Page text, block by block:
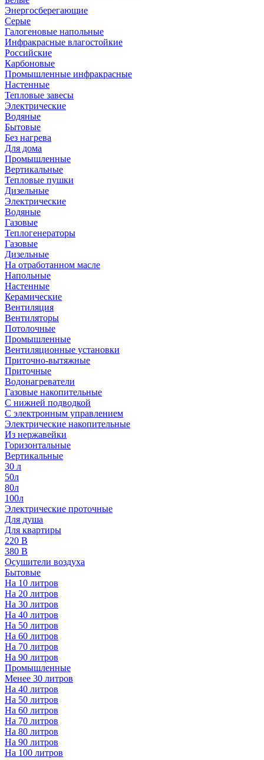
Энергосберегающие
Серые
Галогеновые напольные
Инфракрасные влагостойкие
Российские
Карбоновые
Промышленные инфракрасные
Настенные
Тепловые завесы
Электрические
Водяные
Бытовые
Без нагрева
Для дома
Промышленные
Вертикальные
Тепловые пушки
Дизельные
Электрические
Водяные
Газовые
Теплогенераторы
Газовые
Дизельные
На отработанном масле
Напольные
Настенные
Керамические
Вентиляция
Вентиляторы
Потолочные
Промышленные
Вентиляционные установки
Приточно-вытяжные
Приточные
Водонагреватели
Газовые накопительные
С нижней подводкой
С электронным управлением
Электрические накопительные
Из нержавейки
Горизонтальные
Вертикальные
30 л
50л
80л
100л
Электрические проточные
Для душа
Для квартиры
220 В
380 В
Осушители воздуха
Бытовые
На 10 литров
На 20 литров
На 30 литров
На 40 литров
На 50 литров
На 60 литров
На 70 литров
На 90 литров
Промышленные
Менее 30 литров
На 40 литров
На 50 литров
На 60 литров
На 70 литров
На 80 литров
На 90 литров
На 100 литров